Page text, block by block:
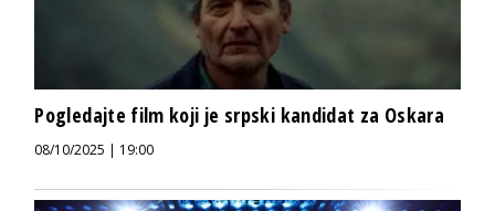
Pogledajte film koji je srpski kandidat za Oskara
08/10/2025 | 19:00